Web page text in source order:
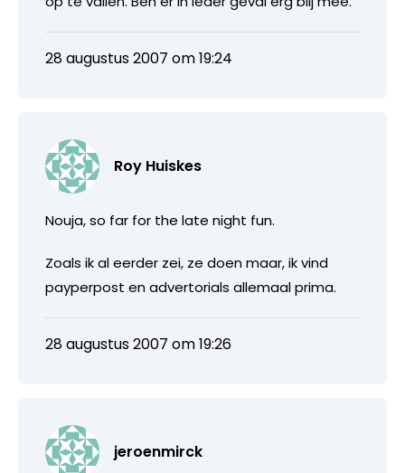
28 augustus 2007 om 19:24
Roy Huiskes
Nouja, so far for the late night fun.
Zoals ik al eerder zei, ze doen maar, ik vind
payperpost en advertorials allemaal prima.
28 augustus 2007 om 19:26
jeroenmirck